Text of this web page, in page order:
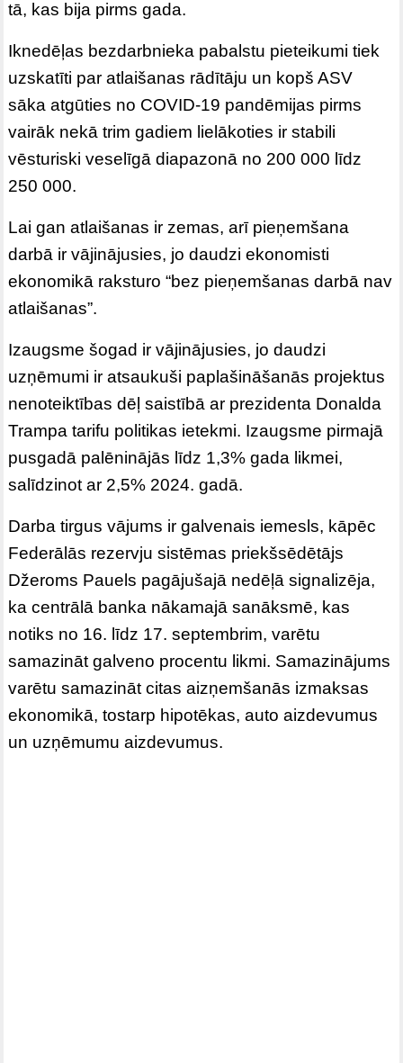
tā, kas bija pirms gada.
Iknedēļas bezdarbnieka pabalstu pieteikumi tiek
uzskatīti par atlaišanas rādītāju un kopš ASV
sāka atgūties no COVID-19 pandēmijas pirms
vairāk nekā trim gadiem lielākoties ir stabili
vēsturiski veselīgā diapazonā no 200 000 līdz
250 000.
Lai gan atlaišanas ir zemas, arī pieņemšana
darbā ir vājinājusies, jo daudzi ekonomisti
ekonomikā raksturo “bez pieņemšanas darbā nav
atlaišanas”.
Izaugsme šogad ir vājinājusies, jo daudzi
uzņēmumi ir atsaukuši paplašināšanās projektus
nenoteiktības dēļ saistībā ar prezidenta Donalda
Trampa tarifu politikas ietekmi. Izaugsme pirmajā
pusgadā palēninājās līdz 1,3% gada likmei,
salīdzinot ar 2,5% 2024. gadā.
Darba tirgus vājums ir galvenais iemesls, kāpēc
Federālās rezervju sistēmas priekšsēdētājs
Džeroms Pauels pagājušajā nedēļā signalizēja,
ka centrālā banka nākamajā sanāksmē, kas
notiks no 16. līdz 17. septembrim, varētu
samazināt galveno procentu likmi. Samazinājums
varētu samazināt citas aizņemšanās izmaksas
ekonomikā, tostarp hipotēkas, auto aizdevumus
un uzņēmumu aizdevumus.